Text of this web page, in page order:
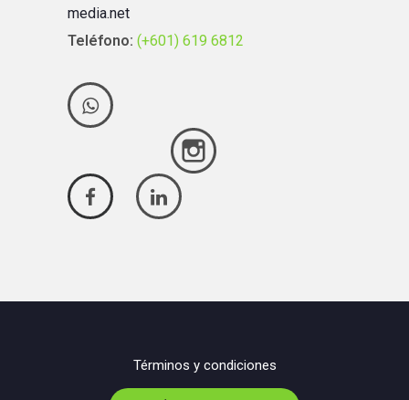
media.net
Teléfono: (+601) 619 6812
Términos y condiciones